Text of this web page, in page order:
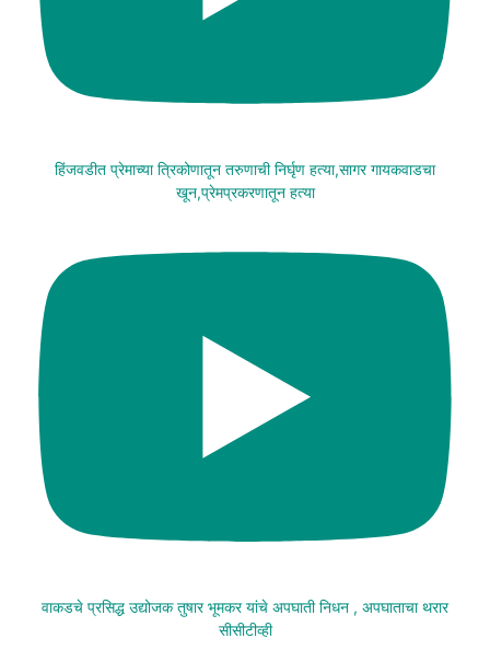
हिंजवडीत प्रेमाच्या त्रिकोणातून तरुणाची निर्घृण हत्या,सागर गायकवाडचा
खून,प्रेमप्रकरणातून हत्या
वाकडचे प्रसिद्ध उद्योजक तुषार भूमकर यांचे अपघाती निधन , अपघाताचा थरार
सीसीटीव्ही